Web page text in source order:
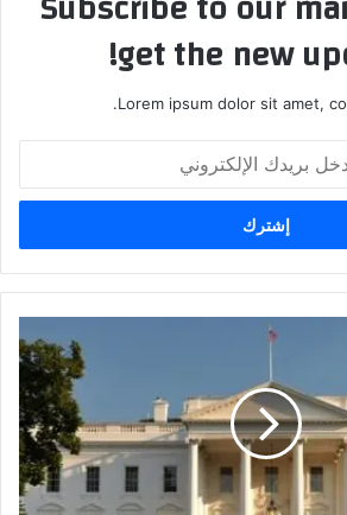
get the new
Lorem ipsum dolor sit amet,